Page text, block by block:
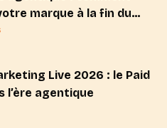
marque à la fin du
» ?
Live 2026 : le Paid
l’ère agentique